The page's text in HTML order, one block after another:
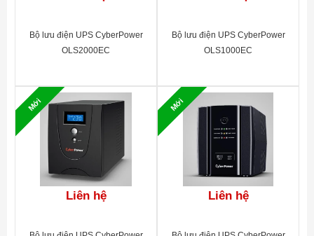
Điều kiện hoạt động
Độ ẩm 0-90% với nhiệt độ 0-
BẢO HÀNH
Thời gian bảo hành 24 tháng
Bộ lưu điện UPS CyberPower
OLS2000EC
Bộ lưu điện UPS CyberPower
OLS1000EC
Mới
Liên hệ
Mới
Liên hệ